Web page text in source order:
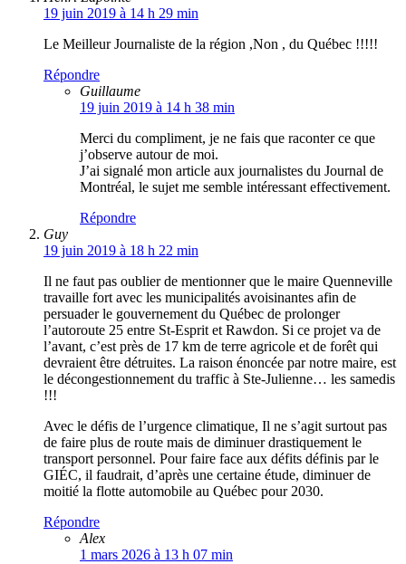
19 juin 2019 à 14 h 29 min
Le Meilleur Journaliste de la région ,Non , du Québec !!!!!
Répondre
Guillaume
19 juin 2019 à 14 h 38 min
Merci du compliment, je ne fais que raconter ce que
j’observe autour de moi.
J’ai signalé mon article aux journalistes du Journal de
Montréal, le sujet me semble intéressant effectivement.
Répondre
Guy
19 juin 2019 à 18 h 22 min
Il ne faut pas oublier de mentionner que le maire Quenneville
travaille fort avec les municipalités avoisinantes afin de
persuader le gouvernement du Québec de prolonger
l’autoroute 25 entre St-Esprit et Rawdon. Si ce projet va de
l’avant, c’est près de 17 km de terre agricole et de forêt qui
devraient être détruites. La raison énoncée par notre maire, est
le décongestionnement du traffic à Ste-Julienne… les samedis
!!!
Avec le défis de l’urgence climatique, Il ne s’agit surtout pas
de faire plus de route mais de diminuer drastiquement le
transport personnel. Pour faire face aux défits définis par le
GIÉC, il faudrait, d’après une certaine étude, diminuer de
moitié la flotte automobile au Québec pour 2030.
Répondre
Alex
1 mars 2026 à 13 h 07 min